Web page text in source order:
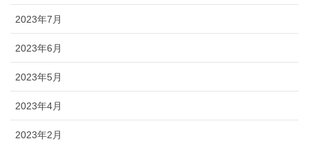
2023年7月
2023年6月
2023年5月
2023年4月
2023年2月